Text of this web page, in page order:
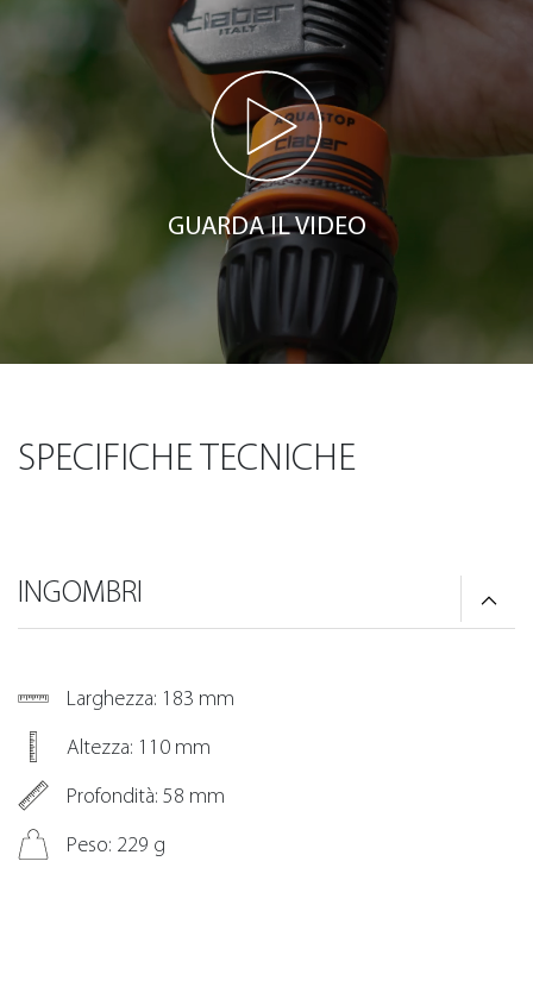
GUARDA IL VIDEO
SPECIFICHE TECNICHE
INGOMBRI
Larghezza: 183 mm
Altezza: 110 mm
Profondità: 58 mm
Peso: 229 g